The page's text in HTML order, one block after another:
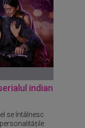
indian
se întâlnesc